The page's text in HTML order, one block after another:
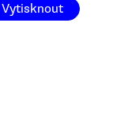
Vytisknout